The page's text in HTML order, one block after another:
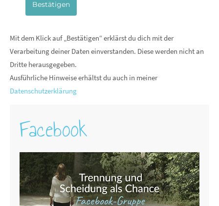
Bestätigen
Mit dem Klick auf „Bestätigen“ erklärst du dich mit der
Verarbeitung deiner Daten einverstanden. Diese werden nicht an
Dritte herausgegeben.
Ausführliche Hinweise erhältst du auch in meiner
Datenschutzerklärung
Facebook